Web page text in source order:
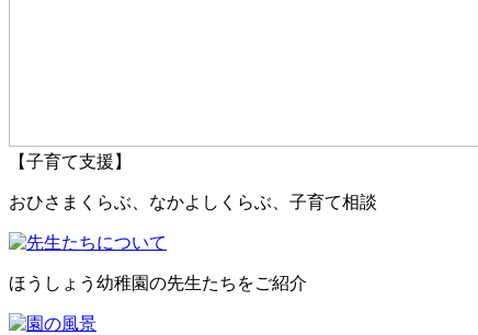
【子育て支援】
おひさまくらぶ、なかよしくらぶ、子育て相談
ほうしょう幼稚園の先生たちをご紹介